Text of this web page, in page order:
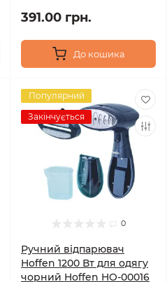
391.00 грн.
До кошика
Популярний
Закінчується
0
Ручний відпарювач
Hoffen 1200 Вт для одягу
чорний Hoffen HO-00016